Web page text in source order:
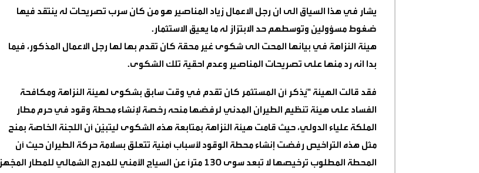
يشار في هذا السياق الى ان رجل الاعمال زياد المناصير هو من كان سرب تصريحات له ينتقد فيها
ضغوط مسؤولين وتوسطهم حد الابتزاز له ما يعيق الاستثمار.
هيئة النزاهة في بيانها المحت الى شكوى غير محقة كان تقدم بها لها رجل الاعمال المذكور، فيما
بدا انه رد منها على تصريحات المناصير وعدم احقية تلك الشكوى.
فقد قالت الهيئة "يُذكر أن المستثمر كان تقدم في وقت سابق بشكوى لهيئة النزاهة ومكافحة
الفساد على هيئة تنظيم الطيران المدني لرفضها منحه رخصة لإنشاء محطة وقود في حرم مطار
الملكة علياء الدولي، حيث قامت هيئة النزاهة بمتابعة هذه الشكوى ليتبيّن أن اللجنة الخاصة بمنح
مثل هذه التراخيص رفضت إنشاء محطة الوقود لأسباب أمنية تتعلق بسلامة حركة الطيران حيث أن
المحطة المطلوب ترخيصها لا تبعد سوى 130 مترًا عن السياج الأمني للمدرج الشمالي للمطار المجّهز